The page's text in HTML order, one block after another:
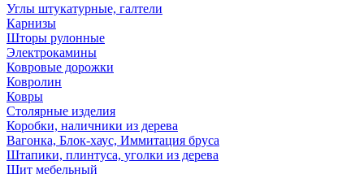
Углы штукатурные, галтели
Карнизы
Шторы рулонные
Электрокамины
Ковровые дорожки
Ковролин
Ковры
Столярные изделия
Коробки, наличники из дерева
Вагонка, Блок-хаус, Иммитация бруса
Штапики, плинтуса, уголки из дерева
Щит мебельный